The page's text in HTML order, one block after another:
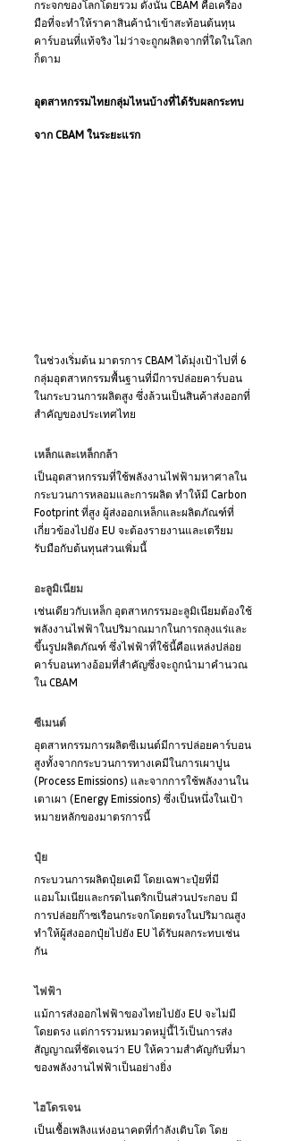
กระจกของโลกโดยรวม ดังนั้น CBAM คือเครื่อง
มือที่จะทำให้ราคาสินค้านำเข้าสะท้อนต้นทุน
คาร์บอนที่แท้จริง ไม่ว่าจะถูกผลิตจากที่ใดในโลก
ก็ตาม
อุตสาหกรรมไทยกลุ่มไหนบ้างที่ได้รับผลกระทบ
จาก CBAM ในระยะแรก
ในช่วงเริ่มต้น มาตรการ CBAM ได้มุ่งเป้าไปที่ 6
กลุ่มอุตสาหกรรมพื้นฐานที่มีการปล่อยคาร์บอน
ในกระบวนการผลิตสูง ซึ่งล้วนเป็นสินค้าส่งออกที่
สำคัญของประเทศไทย
เหล็กและเหล็กกล้า
เป็นอุตสาหกรรมที่ใช้พลังงานไฟฟ้ามหาศาลใน
กระบวนการหลอมและการผลิต ทำให้มี Carbon
Footprint ที่สูง ผู้ส่งออกเหล็กและผลิตภัณฑ์ที่
เกี่ยวข้องไปยัง EU จะต้องรายงานและเตรียม
รับมือกับต้นทุนส่วนเพิ่มนี้
อะลูมิเนียม
เช่นเดียวกับเหล็ก อุตสาหกรรมอะลูมิเนียมต้องใช้
พลังงานไฟฟ้าในปริมาณมากในการถลุงแร่และ
ขึ้นรูปผลิตภัณฑ์ ซึ่งไฟฟ้าที่ใช้นี้คือแหล่งปล่อย
คาร์บอนทางอ้อมที่สำคัญซึ่งจะถูกนำมาคำนวณ
ใน CBAM
ซีเมนต์
อุตสาหกรรมการผลิตซีเมนต์มีการปล่อยคาร์บอน
สูงทั้งจากกระบวนการทางเคมีในการเผาปูน
(Process Emissions) และจากการใช้พลังงานใน
เตาเผา (Energy Emissions) ซึ่งเป็นหนึ่งในเป้า
หมายหลักของมาตรการนี้
ปุ๋ย
กระบวนการผลิตปุ๋ยเคมี โดยเฉพาะปุ๋ยที่มี
แอมโมเนียและกรดไนตริกเป็นส่วนประกอบ มี
การปล่อยก๊าซเรือนกระจกโดยตรงในปริมาณสูง
ทำให้ผู้ส่งออกปุ๋ยไปยัง EU ได้รับผลกระทบเช่น
กัน
ไฟฟ้า
แม้การส่งออกไฟฟ้าของไทยไปยัง EU จะไม่มี
โดยตรง แต่การรวมหมวดหมู่นี้ไว้เป็นการส่ง
สัญญาณที่ชัดเจนว่า EU ให้ความสำคัญกับที่มา
ของพลังงานไฟฟ้าเป็นอย่างยิ่ง
ไฮโดรเจน
เป็นเชื้อเพลิงแห่งอนาคตที่กำลังเติบโต โดย